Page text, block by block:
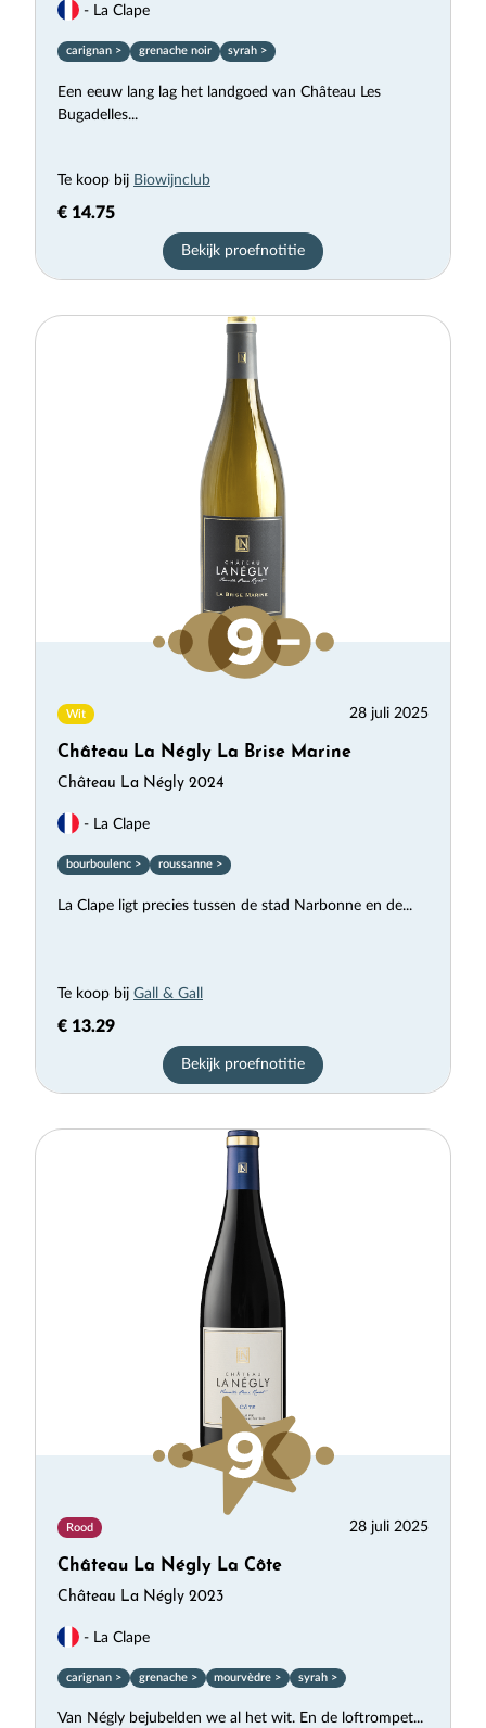
- La Clape
carignan > grenache noir syrah >
Een eeuw lang lag het landgoed van Château Les
Bugadelles...
Te koop bij Biowijnclub
€ 14.75
Bekijk proefnotitie
Wit 28 juli 2025
Château La Négly La Brise Marine
Château La Négly 2024
- La Clape
bourboulenc > roussanne >
La Clape ligt precies tussen de stad Narbonne en de...
Te koop bij Gall & Gall
€ 13.29
Bekijk proefnotitie
Rood 28 juli 2025
Château La Négly La Côte
Château La Négly 2023
- La Clape
carignan > grenache > mourvèdre > syrah >
Van Négly bejubelden we al het wit. En de loftrompet...